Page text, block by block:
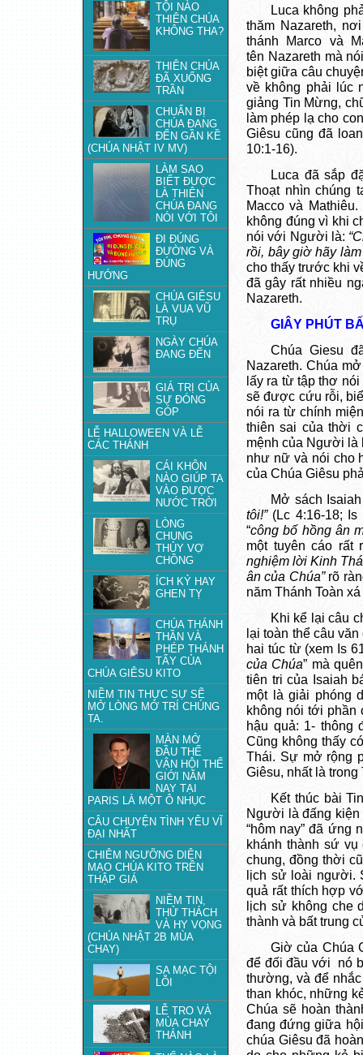
TỘI NÀO
THIÊN CHÚA
KHÔNG THA?
THIÊN CHÚA
ĐÃ XUỐNG
TRẦN
CHUẨN BỊ
CHÚA ĐANG
ĐẾN GẦN KỀ
(CHÚA NHẬT IV MV)
LÀM SAO
BIẾT ĐƯỢC
LÀ THIÊN
CHÚA ĐANG
NÓI VỚI TÔI
ĐI ĐÚNG
ĐƯỜNG VÀ
ĐÚNG
HƯỚNG
CHÚA GIÊSU
LÀ VUA VŨ
TRỤ
NGÀY CHÚA
ĐANG ĐẾN
GIÁ TRỊ CỦA
SỰ ĐÓNG
GÓP
LỄ HALLOWEEN VÀ LỄ
CÁC THÁNH
CÁI KHÔN
NÀO GIÚP TA
VÀO ĐƯỢC
NƯỚC TRỜI
LÒNG
CHUNG
THỦY VỢ
CHỒNG
ÍCH KỶ HAY
GHEN TỴ
CHÚA THÁNH
THẦN VÀ
PHÉP THÁNH
TẨY CỦA
CHÚA GIÊSU KITO
NIỀM TIN THỰC SỰ SẼ
MỞ LÒNG MỞ TRÍ CHÚNG
TA.
MÀN MỞ
ĐẦU THẾ
VẬN HỘI THẾ
GIỚI NĂM
NAY TẠI
PARIS LÀ MỘT Ô NHỤC
CÂU CHUYỆN TÌNH YÊU VĨ
ĐẠI NHẤT
CHIÊM NGƯỠNG DIỆN
MẠO CHÚA KITO TRÊN
THẬP GIÁ
NIỀM TIN,
THỬ THÁCH
VÀ HY VỌNG
(CHÚA NHẬT 2B MÙA
CHAY)
SA MẠC TỘI
LỖI
LỄ TRO VÀ
MÙA CHAY
THÁNH
Luca không
thăm Nazareth,
thánh Marco và
tên Nazareth mà
biệt giữa câu
về không phải lúc
giảng Tin Mừng,
làm phép lạ cho
Giêsu cũng đã
10:1-16).
Luca đã sắp
Thoạt nhìn chúng
Macco và
không đúng vì khi
nói với Người là:
rồi, bây giờ hãy
cho thấy trước khi
đã gây rất nhiều
Nazareth.
GIÂY PHÚT
Chúa Giesu
Nazareth. Chúa
lấy ra từ tập thơ
sẽ được cứu rỗi,
nói ra từ chính
thiên sai của thời
mệnh của Người là
như nữ và nói cho
của Chúa Giêsu
Mở sách
tôi!” (Lc 4:16-18;
“công bố hồng ân
một tuyên cáo rất
nghiệm lời Kinh
ân của Chúa” rõ
năm Thánh Toàn
Khi kể lại câu
lại toàn thể câu
hai túc từ (xem Is
của Chúa” mà
tiên tri của Isaiah
một là giải phóng
không nói tới phần
hậu quả: 1- thông
Cũng không thấy
Thái. Sự mở rộng
Giêsu, nhất là
Kết thúc bài
Người là đấng
“hôm nay” đã ứng
khánh thành sứ
chung, đồng thời
lịch sử loài người.
quả rất thích hợp
lịch sử không che
thành và bất trung
Giờ của Chúa
để đối đầu với nó
thường, và để
than khóc, những
Chúa sẽ hoàn
đang đứng giữa
chúa Giêsu đã